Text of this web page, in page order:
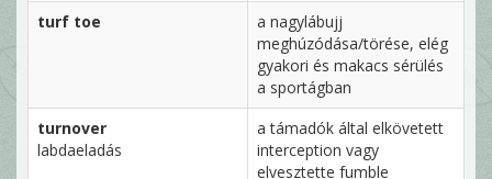
turf toe
a nagylábujj
meghúzódása/törése, elég
gyakori és makacs sérülés
a sportágban
turnover
labdaeladás
a támadók által elkövetett
interception vagy
elvesztette fumble